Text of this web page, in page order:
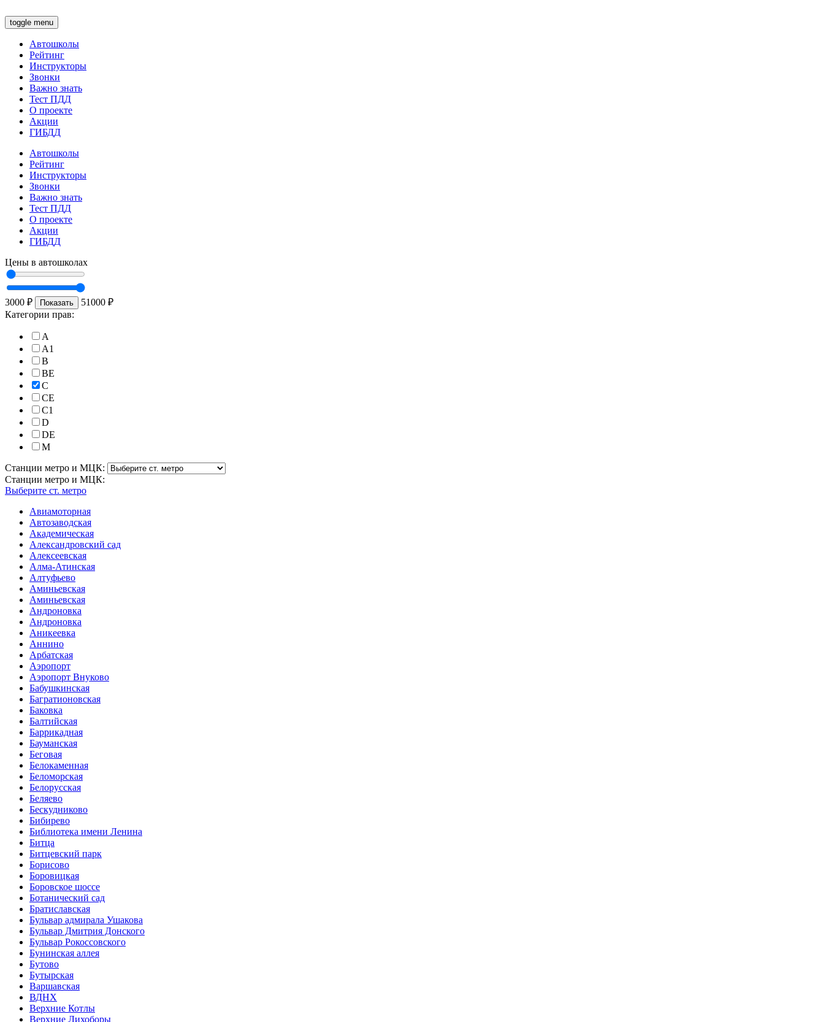
toggle menu
Автошколы
Рейтинг
Инструкторы
Звонки
Важно знать
Тест ПДД
О проекте
Акции
ГИБДД
Автошколы
Рейтинг
Инструкторы
Звонки
Важно знать
Тест ПДД
О проекте
Акции
ГИБДД
Цены в автошколах
3000 ₽ Показать 51000 ₽
Категории прав:
A
A1
B
BE
C
CE
C1
D
DE
M
Станции метро и МЦК:
Станции метро и МЦК:
Выберите ст. метро
Авиамоторная
Автозаводская
Академическая
Александровский сад
Алексеевская
Алма-Атинская
Алтуфьево
Аминьевская
Аминьевская
Андроновка
Андроновка
Аникеевка
Аннино
Арбатская
Аэропорт
Аэропорт Внуково
Бабушкинская
Багратионовская
Баковка
Балтийская
Баррикадная
Бауманская
Беговая
Белокаменная
Беломорская
Белорусская
Беляево
Бескудниково
Бибирево
Библиотека имени Ленина
Битца
Битцевский парк
Борисово
Боровицкая
Боровское шоссе
Ботанический сад
Братиславская
Бульвар адмирала Ушакова
Бульвар Дмитрия Донского
Бульвар Рокоссовского
Бунинская аллея
Бутово
Бутырская
Варшавская
ВДНХ
Верхние Котлы
Верхние Лихоборы